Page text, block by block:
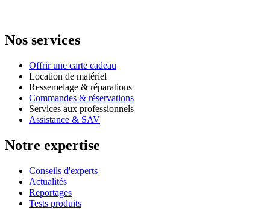
Nos services
Offrir une carte cadeau
Location de matériel
Ressemelage & réparations
Commandes & réservations
Services aux professionnels
Assistance & SAV
Notre expertise
Conseils d'experts
Actualités
Reportages
Tests produits